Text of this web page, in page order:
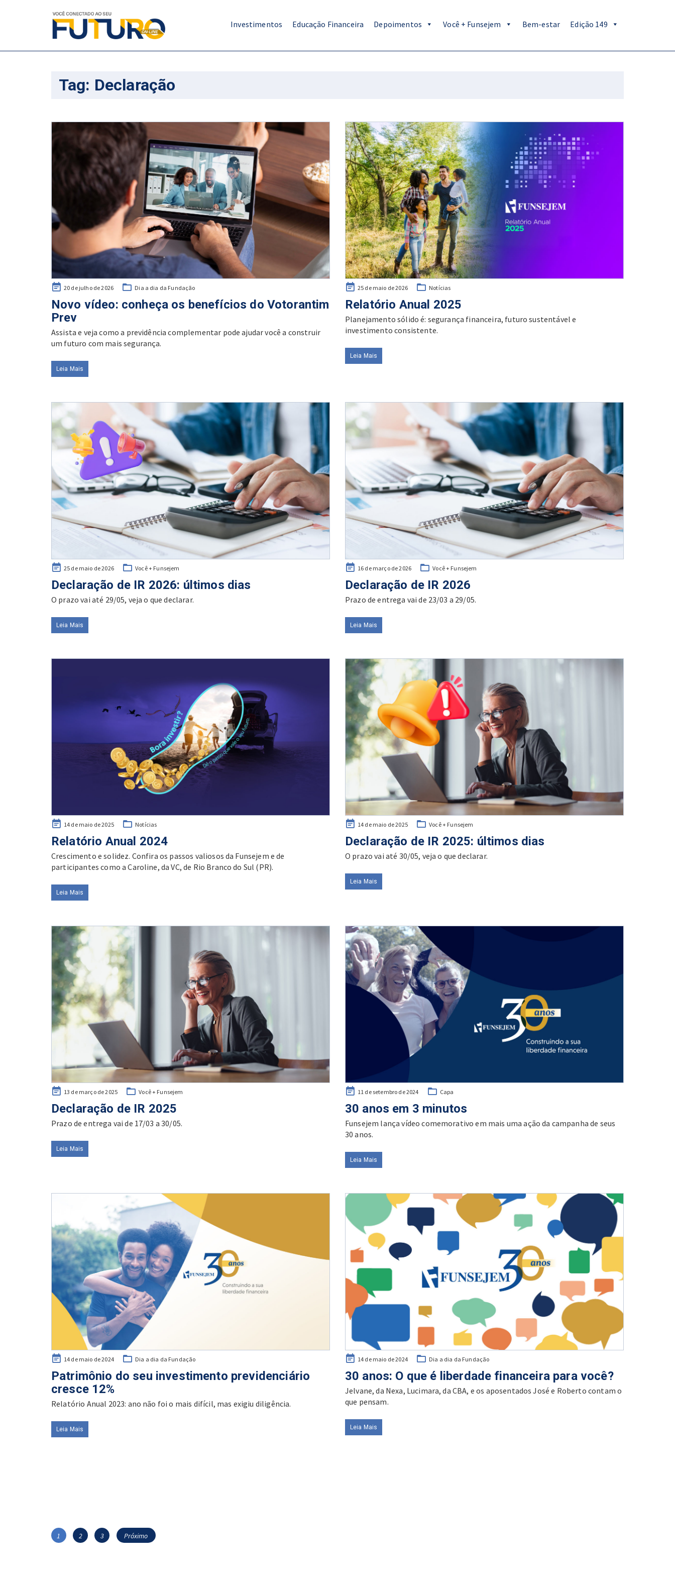
Investimentos Educação Financeira Depoimentos Você + Funsejem Bem-estar Edição 149
Tag: Declaração
Posted
20 de julho de 2026 Dia a dia da Fundação
Novo vídeo: conheça os benefícios do Votorantim
Prev
Assista e veja como a previdência complementar pode ajudar você a construir
um futuro com mais segurança.
Leia Mais
Posted
on
25 de maio de 2026 Notícias
Relatório Anual 2025
Planejamento sólido é: segurança financeira, futuro sustentável e
investimento consistente.
Leia Mais
Posted
25 de maio de 2026 Você + Funsejem
Declaração de IR 2026: últimos dias
O prazo vai até 29/05, veja o que declarar.
Leia Mais
Posted
16 de março de 2026 Você + Funsejem
Declaração de IR 2026
Prazo de entrega vai de 23/03 a 29/05.
Leia Mais
Posted
on
14 de maio de 2025 Notícias
Relatório Anual 2024
Crescimento e solidez. Confira os passos valiosos da Funsejem e de
participantes como a Caroline, da VC, de Rio Branco do Sul (PR).
Leia Mais
Posted
14 de maio de 2025 Você + Funsejem
Declaração de IR 2025: últimos dias
O prazo vai até 30/05, veja o que declarar.
Leia Mais
Posted
13 de março de 2025 Você + Funsejem
Declaração de IR 2025
Prazo de entrega vai de 17/03 a 30/05.
Leia Mais
Posted
11 de setembro de 2024 Capa
30 anos em 3 minutos
Funsejem lança vídeo comemorativo em mais uma ação da campanha de seus
30 anos.
Leia Mais
Posted
14 de maio de 2024 Dia a dia da Fundação
Patrimônio do seu investimento previdenciário
cresce 12%
Relatório Anual 2023: ano não foi o mais difícil, mas exigiu diligência.
Leia Mais
Posted
14 de maio de 2024 Dia a dia da Fundação
30 anos: O que é liberdade financeira para você?
Jelvane, da Nexa, Lucimara, da CBA, e os aposentados José e Roberto contam o
que pensam.
Leia Mais
Navegação
por
Página
1 Página
2 Página
3 Próximo